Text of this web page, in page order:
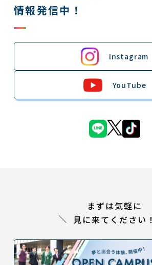
情報発信中！
Instagram
YouTube
まずは気軽に
見に来てください！